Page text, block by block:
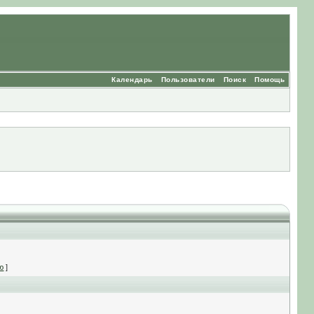
Помощь
Поиск
Пользователи
Календарь
]